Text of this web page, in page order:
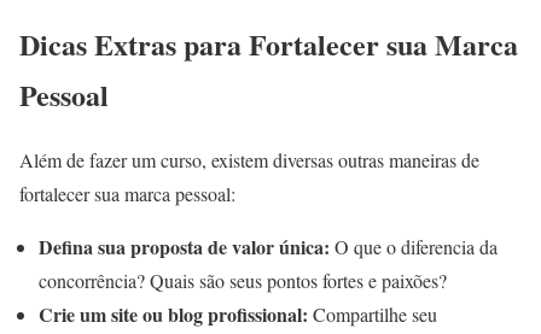
Dicas Extras para Fortalecer sua Marca
Pessoal
Além de fazer um curso, existem diversas outras maneiras de
fortalecer sua marca pessoal:
Defina sua proposta de valor única: O que o diferencia da
concorrência? Quais são seus pontos fortes e paixões?
Crie um site ou blog profissional: Compartilhe seu